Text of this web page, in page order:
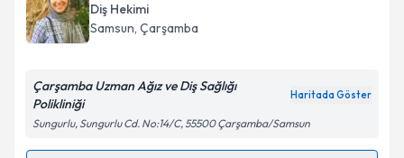
Diş Hekimi
Samsun, Çarşamba
Çarşamba Uzman Ağız ve Diş Sağlığı
Polikliniği
Haritada Göster
Sungurlu, Sungurlu Cd. No:14/C, 55500 Çarşamba/Samsun